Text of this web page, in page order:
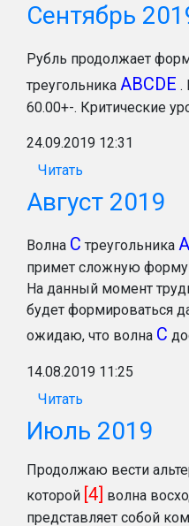
Сентябрь
Рубль продолжает
треугольника ABCDE .
60.00+-. Критические
24.09.2019 12:31
Читать
Август 2019
Волна С треугольника
примет сложную форму
На данный момент
будет формироваться
ожидаю, что волна С
14.08.2019 11:25
Читать
Июль 2019
Продолжаю вести
которой [4] волна
представляет собой